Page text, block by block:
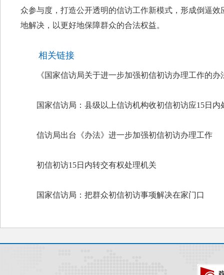
众参与度，打造公开透明的信访工作新模式，形成倒逼
地解决，以更好地保障群众的合法权益。
相关链接
《国家信访局关于进一步加强初信初访办理工作的办
国家信访局：县级以上信访机构收初信初访应15日内
信访局出台《办法》进一步加强初信初访办理工作
初信初访15日内转交有权处理机关
国家信访局：把群众初信初访事项解决在家门口